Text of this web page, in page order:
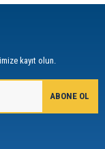
kayıt olun.